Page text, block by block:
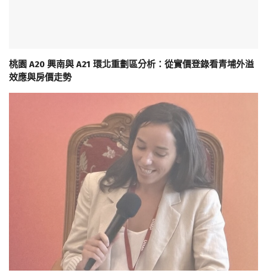
桃園 A20 興南與 A21 環北重劃區分析：從實價登錄看青埔外溢
效應與房價走勢